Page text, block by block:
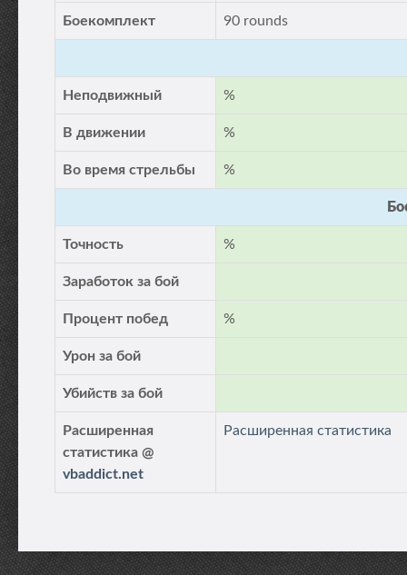
Боекомплект 90 rounds
Неподвижный %
В движении %
Во время стрельбы %
Точность %
Заработок за бой
Процент побед %
Урон за бой
Убийств за бой
Расширенная
статистика @
vbaddict.net
Расширенная статистика